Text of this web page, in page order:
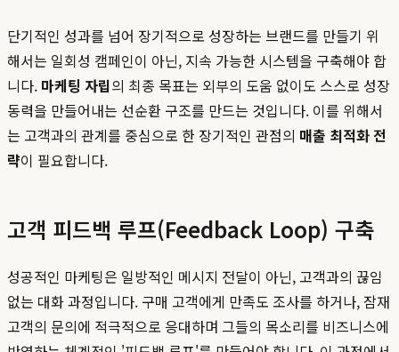
단기적인 성과를 넘어 장기적으로 성장하는 브랜드를 만들기 위
해서는 일회성 캠페인이 아닌, 지속 가능한 시스템을 구축해야 합
니다. 마케팅 자립의 최종 목표는 외부의 도움 없이도 스스로 성장
동력을 만들어내는 선순환 구조를 만드는 것입니다. 이를 위해서
는 고객과의 관계를 중심으로 한 장기적인 관점의 매출 최적화 전
략이 필요합니다.
고객 피드백 루프(Feedback Loop) 구축
성공적인 마케팅은 일방적인 메시지 전달이 아닌, 고객과의 끊임
없는 대화 과정입니다. 구매 고객에게 만족도 조사를 하거나, 잠재
고객의 문의에 적극적으로 응대하며 그들의 목소리를 비즈니스에